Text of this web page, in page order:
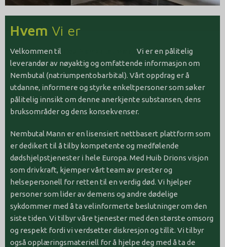
Hvem Vi er
Velkommen til
Vi er en pålitelig
leverandør av nøyaktig og omfattende informasjon om
Nembutal (natriumpentobarbital). Vårt oppdrag er å
utdanne, informere og styrke enkeltpersoner som søker
pålitelig innsikt om denne anerkjente substansen, dens
bruksområder og dens konsekvenser.
Nembutal Mann er en lisensiert nettbasert plattform som
er dedikert til å tilby kompetente og medfølende
dødshjelpstjenester i hele Europa. Med Huib Drions visjon
som drivkraft, kjemper vårt team av prester og
helsepersonell for retten til en verdig død. Vi hjelper
personer som lider av demens og andre dødelige
sykdommer med å ta velinformerte beslutninger om den
siste tiden. Vi tilbyr våre tjenester med den største omsorg
og respekt fordi vi verdsetter diskresjon og tillit. Vi tilbyr
også opplæringsmateriell for å hjelpe deg med å ta de